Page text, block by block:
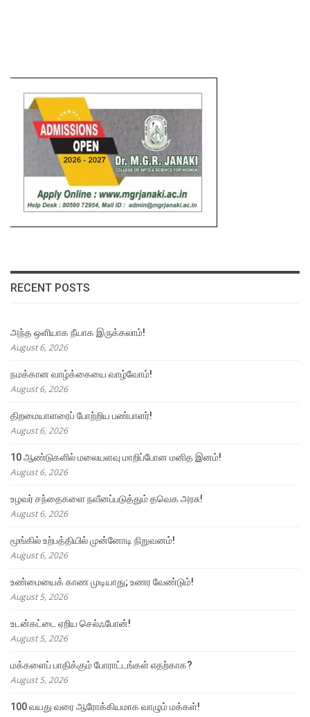
RECENT POSTS
அந்த ஒளியாக நீயாக இருக்கலாம்!
August 6, 2026
நமக்கான வாழ்க்கையை வாழ்வோம்!
August 6, 2026
திறமையாளரைப் போற்றிய பண்பாளர்!
August 6, 2026
10 ஆண்டுகளில் மலையளவு மாறிப்போன மனித இனம்!
August 6, 2026
உழவர் சந்தைகளை நவீனப்படுத்தும் தவெக அரசு!
August 6, 2026
மூங்கில் உற்பத்தியில் முன்னோடி நிறுவனம்!
August 6, 2026
உண்மையைக் காண முடியாது; உணர வேண்டும்!
August 5, 2026
உடன்கட்டை ஏறிய செல்ஃபோன்!
August 5, 2026
மக்களைப் பாதிக்கும் போராட்டங்கள் எதற்காக?
August 5, 2026
100 வயது வரை ஆரோக்கியமாக வாழும் மக்கள்!